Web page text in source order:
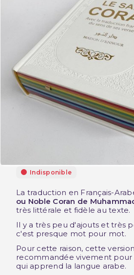
Indisponible
La traduction en Français-
ou Noble Coran de
très littérale et fidèle au texte.
Il y a très peu d'ajouts et très
c'est presque mot pour mot.
Pour cette raison, cette
recommandée vivement
qui apprend la langue arabe.